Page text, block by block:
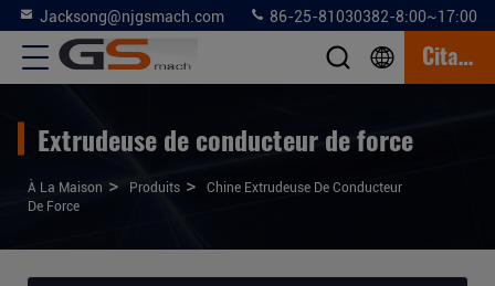
Jacksong@njgsmach.com 86-25-81030382-8:00~17:00
Citation
Extrudeuse de conducteur de force
À La Maison > Produits >
Chine Extrudeuse De Conducteur
De Force